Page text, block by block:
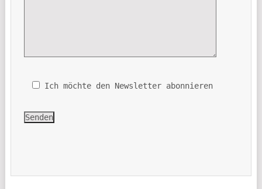
Ich möchte den Newsletter abonnieren